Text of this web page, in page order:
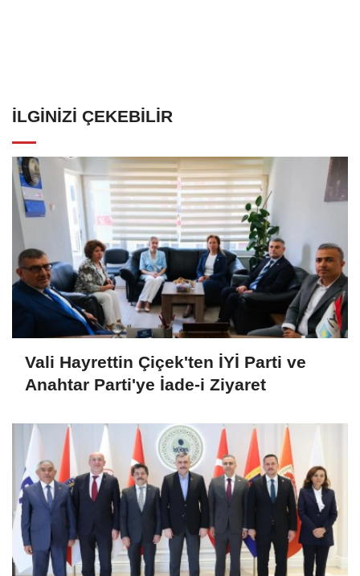
İLGINIZI ÇEKEBILIR
Vali Hayrettin Çiçek'ten İYİ Parti ve
Anahtar Parti'ye İade-i Ziyaret